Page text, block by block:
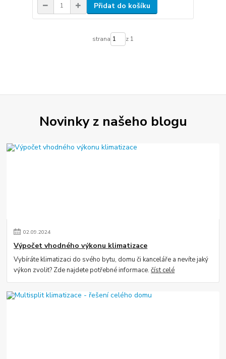
Přidat do košíku
strana z 1
Novinky z našeho blogu
02.09.2024
Výpočet vhodného výkonu klimatizace
Vybíráte klimatizaci do svého bytu, domu či kanceláře a nevíte jaký
výkon zvolit? Zde najdete potřebné informace.číst celé